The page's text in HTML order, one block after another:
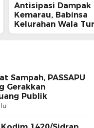
Antisipasi Dampak
Kemarau, Babinsa
Kelurahan Wala
Sawah Cek Irigasi
Sampah, PASSAPU
Gerakkan
Publik